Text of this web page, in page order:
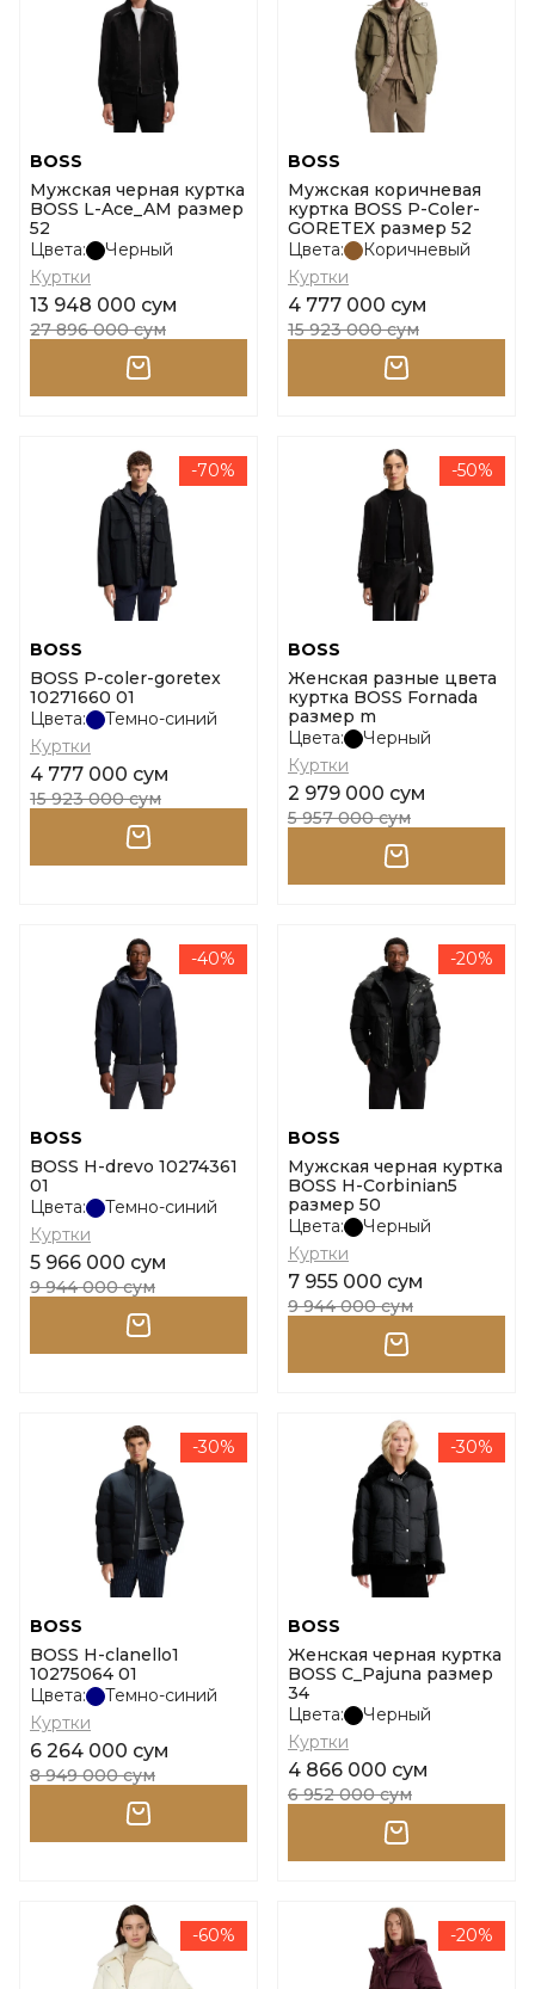
BOSS
Мужская черная куртка
BOSS L-Ace_AM размер
52
Цвета:
Черный
Куртки
13 948 000 сум
27 896 000 сум
BOSS
Мужская коричневая
куртка BOSS P-Coler-
GORETEX размер 52
Цвета:
Коричневый
Куртки
4 777 000 сум
15 923 000 сум
-70%
BOSS
BOSS P-coler-goretex
10271660 01
Цвета:
Темно-синий
Куртки
4 777 000 сум
15 923 000 сум
-50%
BOSS
Женская разные цвета
куртка BOSS Fornada
размер m
Цвета:
Черный
Куртки
2 979 000 сум
5 957 000 сум
-40%
BOSS
BOSS H-drevo 10274361
01
Цвета:
Темно-синий
Куртки
5 966 000 сум
9 944 000 сум
-20%
BOSS
Мужская черная куртка
BOSS H-Corbinian5
размер 50
Цвета:
Черный
Куртки
7 955 000 сум
9 944 000 сум
-30%
BOSS
BOSS H-clanello1
10275064 01
Цвета:
Темно-синий
Куртки
6 264 000 сум
8 949 000 сум
-30%
BOSS
Женская черная куртка
BOSS C_Pajuna размер
34
Цвета:
Черный
Куртки
4 866 000 сум
6 952 000 сум
-60% -20%